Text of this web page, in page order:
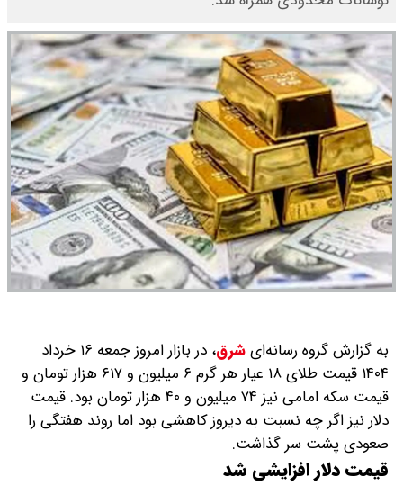
به گزارش گروه رسانه‌ایشرق،
در بازار امروز جمعه ۱۶ خرداد
۱۴۰۴ قیمت طلای ۱۸ عیار هر گرم ۶ میلیون و ۶۱۷ هزار تومان و
قیمت سکه امامی نیز ۷۴ میلیون و ۴۰ هزار تومان بود. قیمت
دلار نیز اگر چه نسبت به دیروز کاهشی بود اما روند هفتگی را
صعودی پشت سر گذاشت.
قیمت دلار افزایشی شد